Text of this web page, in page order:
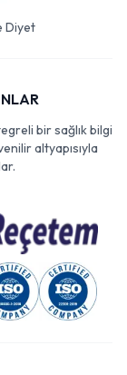
Diyet
bir sağlık bilgi
altyapısıyla